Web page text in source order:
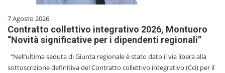
7 Agosto 2026
Contratto collettivo integrativo 2026, Montuoro
“Novità significative per i dipendenti regionali”
“Nell’ultima seduta di Giunta regionale è stato dato il via libera alla
sottoscrizione definitiva del Contratto collettivo integrativo (Cci) per il